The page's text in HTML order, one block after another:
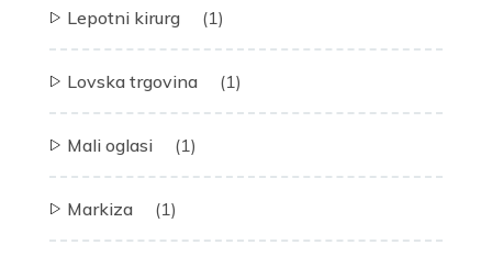
Lepotni kirurg (1)
Lovska trgovina (1)
Mali oglasi (1)
Markiza (1)